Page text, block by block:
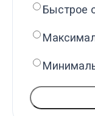
Быстрое